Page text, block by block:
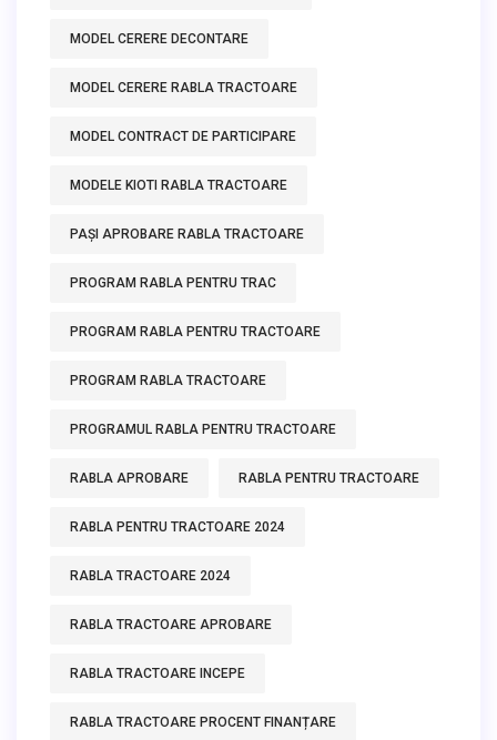
MODEL CERERE DECONTARE
MODEL CERERE RABLA TRACTOARE
MODEL CONTRACT DE PARTICIPARE
MODELE KIOTI RABLA TRACTOARE
PAȘI APROBARE RABLA TRACTOARE
PROGRAM RABLA PENTRU TRAC
PROGRAM RABLA PENTRU TRACTOARE
PROGRAM RABLA TRACTOARE
PROGRAMUL RABLA PENTRU TRACTOARE
RABLA APROBARE RABLA PENTRU TRACTOARE
RABLA PENTRU TRACTOARE 2024
RABLA TRACTOARE 2024
RABLA TRACTOARE APROBARE
RABLA TRACTOARE INCEPE
RABLA TRACTOARE PROCENT FINANȚARE